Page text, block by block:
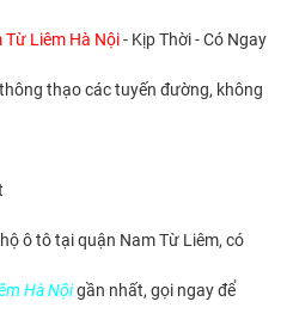
Từ Liêm Hà Nội- Kịp Thời - Có Ngay
thông thạo các tuyến đường, không
ô tô tại quận Nam Từ Liêm, có
Hà Nộigần nhất, gọi ngay để